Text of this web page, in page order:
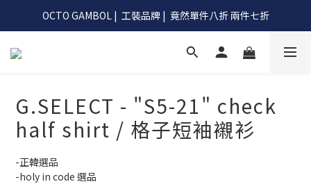
OCTO GAMBOL |  工裝品牌 |  竟然單件八折 兩件七折
OCTO GAMBOL |  工裝品牌 |  竟然單件八折 兩件七折
滿990阿G幫你免運到超商
G.SELECT - "S5-21" check
half shirt / 格子短袖襯衫
-正韓選品
-holy in code 選品